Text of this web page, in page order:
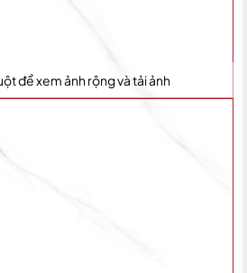
để xem ảnh rộng và tải ảnh